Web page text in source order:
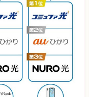
ク光 4,345円
戸建て
2,193円
がありますので、必ず
で確認してください。